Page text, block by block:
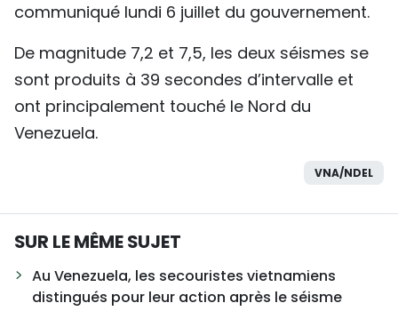
communiqué lundi 6 juillet du gouvernement.
De magnitude 7,2 et 7,5, les deux séismes se
sont produits à 39 secondes d’intervalle et
ont principalement touché le Nord du
Venezuela.
VNA/NDEL
SUR LE MÊME SUJET
Au Venezuela, les secouristes vietnamiens
distingués pour leur action après le séisme